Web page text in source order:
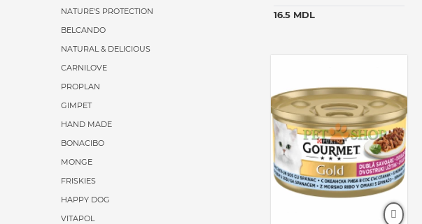
NATURE'S PROTECTION
BELCANDO
NATURAL & DELICIOUS
CARNILOVE
PROPLAN
GIMPET
HAND MADE
BONACIBO
MONGE
FRISKIES
HAPPY DOG
VITAPOL
16.5 MDL